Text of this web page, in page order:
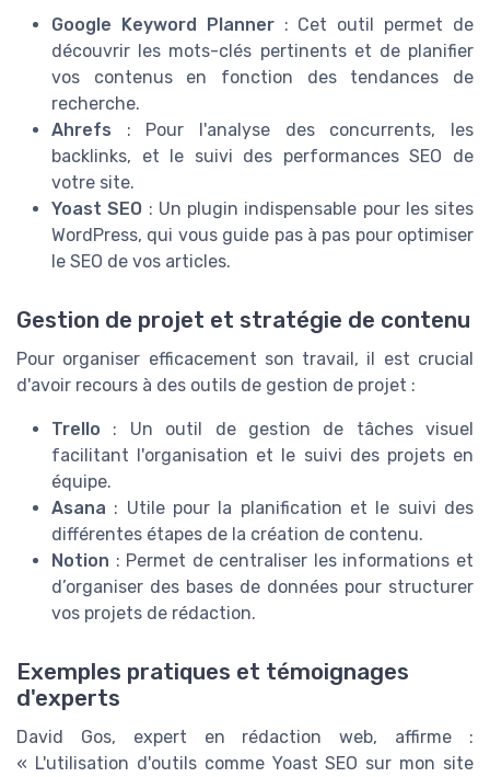
Google Keyword Planner: Cet outil permet de
découvrir les mots-clés pertinents et de planifier
vos contenus en fonction des tendances de
recherche.
Ahrefs : Pour l'analyse des concurrents, les
backlinks, et le suivi des performances SEO de
votre site.
Yoast SEO : Un plugin indispensable pour les sites
WordPress, qui vous guide pas à pas pour optimiser
le SEO de vos articles.
Gestion de projet et stratégie de contenu
Pour organiser efficacement son travail, il est crucial
d'avoir recours à des outils de gestion de projet :
Trello : Un outil de gestion de tâches visuel
facilitant l'organisation et le suivi des projets en
équipe.
Asana : Utile pour la planification et le suivi des
différentes étapes de la création de contenu.
Notion : Permet de centraliser les informations et
d’organiser des bases de données pour structurer
vos projets de rédaction.
Exemples pratiques et témoignages
d'experts
David Gos, expert en rédaction web, affirme :
« L'utilisation d'outils comme Yoast SEO sur mon site